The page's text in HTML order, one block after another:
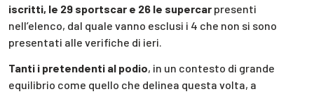
iscritti, le 29 sportscar e 26 le supercar presenti
nell’elenco, dal quale vanno esclusi i 4 che non si sono
presentati alle verifiche di ieri.
Tanti i pretendenti al podio, in un contesto di grande
equilibrio come quello che delinea questa volta, a